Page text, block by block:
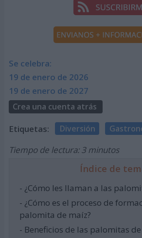
Se celebra:
19 de enero de 2026
19 de enero de 2027
Crea una cuenta atrás
Etiquetas: Diversión
Tiempo de lectura: 3 minutos
Índice de
- ¿Cómo les llaman a las
- ¿Cómo es el proceso de
palomita de maíz?
- Beneficios de las palomitas